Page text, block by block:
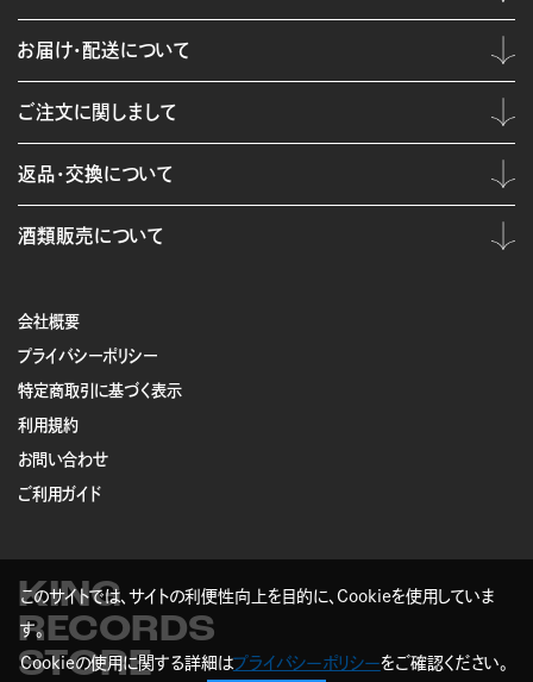
会社概要
プライバシーポリシー
特定商取引に基づく表示
利用規約
お問い合わせ
ご利用ガイド
KING
RECORDS
STORE
お届け・配送について
ご注文に関しまして
返品・交換について
酒類販売について
このサイトでは、サイトの利便性向上を目的に、Cookieを使用していま
す。
Cookieの使用に関する詳細はプライバシーポリシーをご確認ください。